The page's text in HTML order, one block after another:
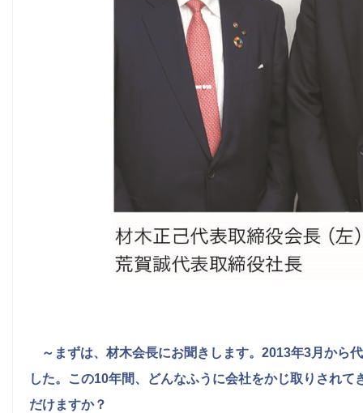
～まずは、材木会長にお聞きします。2013年3月から
した。この10年間、どんなふうに会社をかじ取りされて
だけますか？